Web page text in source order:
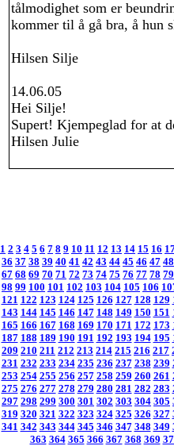
tålmodighet som er
kommer til å gå bra, å hun
Hilsen Silje
14.06.05
Hei Silje!
Supert! Kjempeglad for at
Hilsen Julie
1 2 3 4 5 6 7 8 9 10 11 12 13 14 15 16
36 37 38 39 40 41 42 43 44 45 46 47 48
67 68 69 70 71 72 73 74 75 76 77 78 79
98 99 100 101 102 103 104 105 106
121 122 123 124 125 126 127 128 129
143 144 145 146 147 148 149 150 151
165 166 167 168 169 170 171 172 173
187 188 189 190 191 192 193 194 195
209 210 211 212 213 214 215 216 217
231 232 233 234 235 236 237 238 239
253 254 255 256 257 258 259 260 261
275 276 277 278 279 280 281 282 283
297 298 299 300 301 302 303 304 305
319 320 321 322 323 324 325 326 327
341 342 343 344 345 346 347 348 349
363 364 365 366 367 368 369